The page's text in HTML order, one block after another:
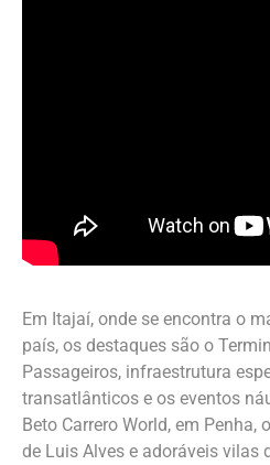
Em Itajaí, onde se encontra o
país, os destaques são o
Passageiros, infraestrutura
transatlânticos e os eventos
Beto Carrero World, em
de Luis Alves e adoráveis vilas